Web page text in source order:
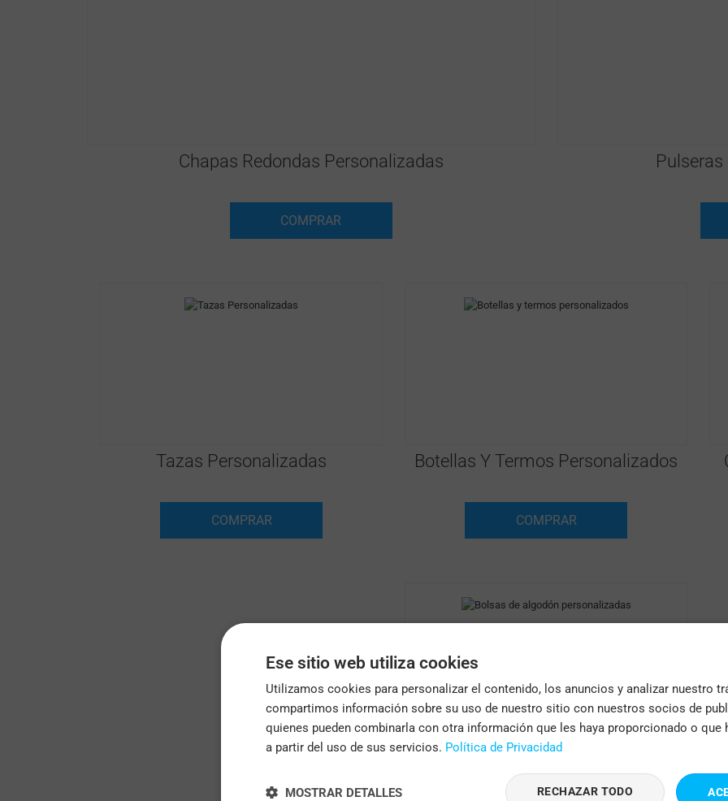
Chapas Redondas Personalizadas
COMPRAR
Pulseras
Tazas Personalizadas
COMPRAR
Botellas Y Termos Personalizados
COMPRAR
.
Ese sitio web utiliza cookies
Utilizamos cookies para personalizar el contenido, los anuncios y analizar nuestro
compartimos información sobre su uso de nuestro sitio con nuestros socios de
quienes pueden combinarla con otra información que les haya proporcionado o que
a partir del uso de sus servicios. Política de Privacidad
RECHAZAR TODO
MOSTRAR DETALLES